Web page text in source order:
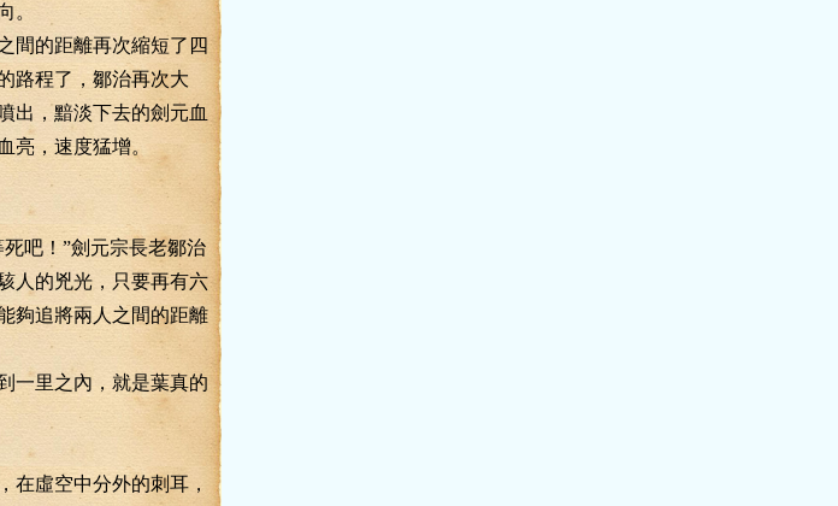
。
的距離再次縮短了四
路程了，鄒治再次大
出，黯淡下去的劍元血
亮，速度猛增。
！”劍元宗長老鄒治
人的兇光，只要再有六
夠追將兩人之間的距離
里之內，就是葉真的
虛空中分外的刺耳，